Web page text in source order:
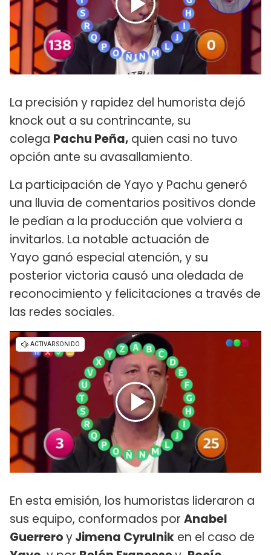
La precisión y rapidez del humorista dejó
knock out a su contrincante, su
colega Pachu Peña, quien casi no tuvo
opción ante su avasallamiento.
La participación de Yayo y Pachu generó
una lluvia de comentarios positivos donde
le pedían a la producción que volviera a
invitarlos. La notable actuación de
Yayo ganó especial atención, y su
posterior victoria causó una oledada de
reconocimiento y felicitaciones a través de
las redes sociales.
En esta emisión, los humoristas lideraron a
sus equipo, conformados por Anabel
GuerreroyJimena Cyrulnik en el caso de